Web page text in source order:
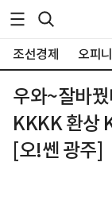
조선경제 오피
우와~잘바
KKKK 환상
[오!쎈 광주]